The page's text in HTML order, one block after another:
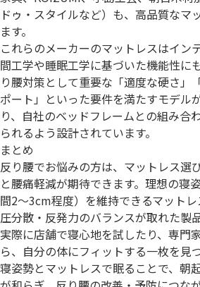
ドゥ・スタイルなど）も、高品質なマ
ます。
これらのメーカーのマットレスはイン
間工学や睡眠工学に基づいた機能性に
り腰対策として重要な「適度な硬さ」
ポート」といった要件を満たすモデル
り、自社のベッドフレームとの組み合
られるよう設計されています。
まとめ
反り腰でお悩みの方は、マットレス選
と腰痛軽減が期待できます。理想の寝
間2〜3cm程度）を維持できるマット
圧分散・反発力のバランスが取れた製
実際に店舗で寝心地を試したり、専門
ら、自分の体にフィットする一枚を見
寝姿勢とマットレスで眠ることで、朝